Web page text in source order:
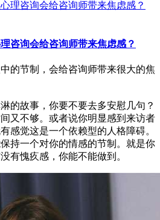
咨询会给咨询师带来焦虑感？
的节制，会给咨询师带来很大的焦
的故事，你要不要去多安慰几句？
又不够。或者说你明显感到来访者
感觉这是一个依赖型的人格障碍。
持一个对你的情感的节制。就是你
有愧疚感，你能不能做到。